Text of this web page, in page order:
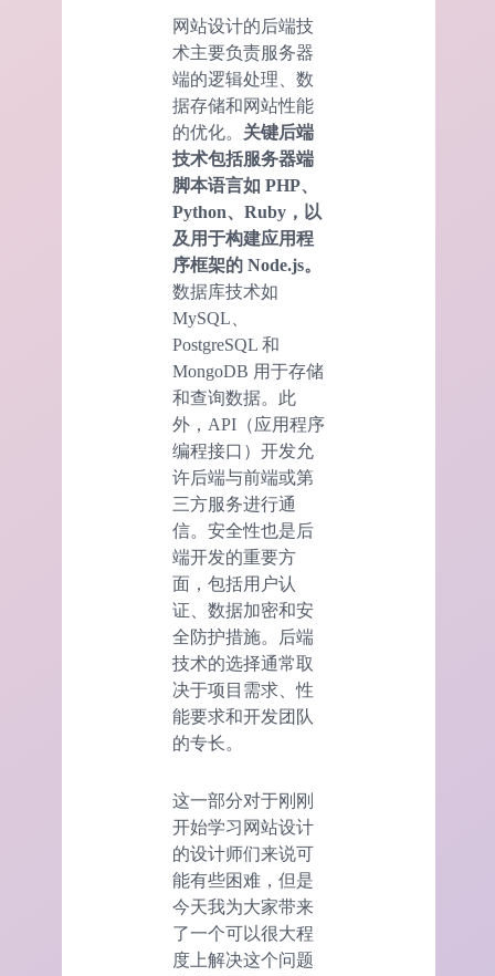
网站设计的后端技
术主要负责服务器
端的逻辑处理、数
据存储和网站性能
的优化。 关键后端
技术包括服务器端
脚本语言如 PHP、
Python、Ruby，以
及用于构建应用程
序框架的 Node.js。
数据库技术如
MySQL、
PostgreSQL 和
MongoDB 用于存储
和查询数据。此
外，API（应用程序
编程接口）开发允
许后端与前端或第
三方服务进行通
信。安全性也是后
端开发的重要方
面，包括用户认
证、数据加密和安
全防护措施。后端
技术的选择通常取
决于项目需求、性
能要求和开发团队
的专长。
这一部分对于刚刚
开始学习网站设计
的设计师们来说可
能有些困难，但是
今天我为大家带来
了一个可以很大程
度上解决这个问题